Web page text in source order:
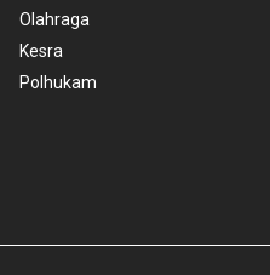
Olahraga
Kesra
Polhukam